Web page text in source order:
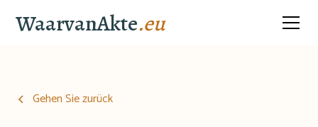
WaarvanAkte.eu
Gehen Sie zurück